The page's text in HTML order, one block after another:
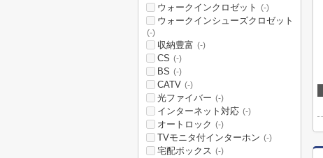
ウォークインクロゼット (-)
ウォークインシューズクロゼット
(-)
収納豊富 (-)
CS (-)
BS (-)
CATV (-)
光ファイバー (-)
インターネット対応 (-)
オートロック (-)
TVモニタ付インターホン (-)
宅配ボックス (-)